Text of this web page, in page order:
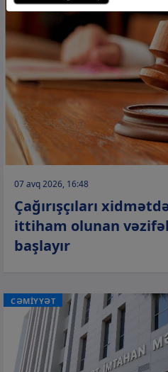
07 avq 2026, 16:48
Çağırışçıları
ittiham olunan
başlayır
CƏMİYYƏT